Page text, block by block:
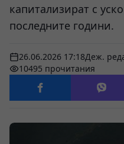
капитализират с
последните години.
26.06.2026 17:18Деж.
10495 прочитания